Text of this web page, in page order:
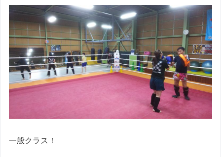
一般クラス！